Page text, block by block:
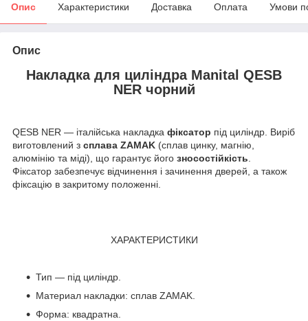
Опис Характеристики Доставка Оплата Умови
Опис
Накладка для циліндра Manital QESB
NER чорний
QESB NER — італійська накладка фіксатор під циліндр. Виріб
виготовлений з сплава ZAMAK (сплав цинку, магнію,
алюмінію та міді), що гарантує його зносостійкість.
Фіксатор забезпечує відчинення і зачинення дверей, а також
фіксацію в закритому положенні.
ХАРАКТЕРИСТИКИ
Тип — під циліндр.
Материал накладки: сплав ZAMAK.
Форма: квадратна.